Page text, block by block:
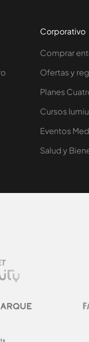
Corporativo
Comprar
Ofertas y
Planes
Cursos
Eventos
Salud y